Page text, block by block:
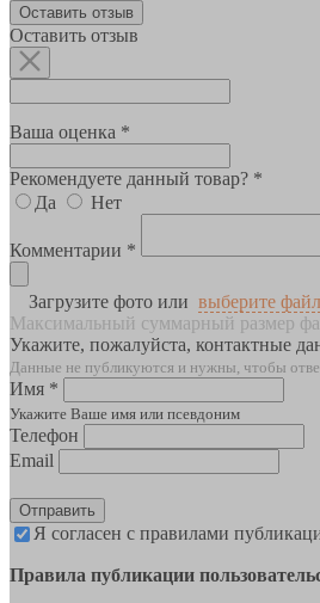
Оставить отзыв
Оставить отзыв
Ваша оценка *
Рекомендуете данный товар? *
Да
Нет
Комментарии *
Загрузите фото или выберите файл
Максимальный суммарный размер
Укажите, пожалуйста, контактные
Данные не публикуются и нужны, чтобы
Имя *
Укажите Ваше имя или псевдоним
Телефон
Email
Отправить
Я согласен с правилами
Правила публикации